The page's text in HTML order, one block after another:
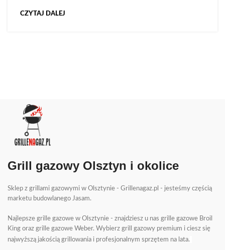
CZYTAJ DALEJ
Grill gazowy Olsztyn i okolice
Sklep z grillami gazowymi w Olsztynie - Grillenagaz.pl - jesteśmy częścią
marketu budowlanego Jasam.
Najlepsze grille gazowe w Olsztynie - znajdziesz u nas grille gazowe Broil
King oraz grille gazowe Weber. Wybierz grill gazowy premium i ciesz się
najwyższą jakością grillowania i profesjonalnym sprzętem na lata.